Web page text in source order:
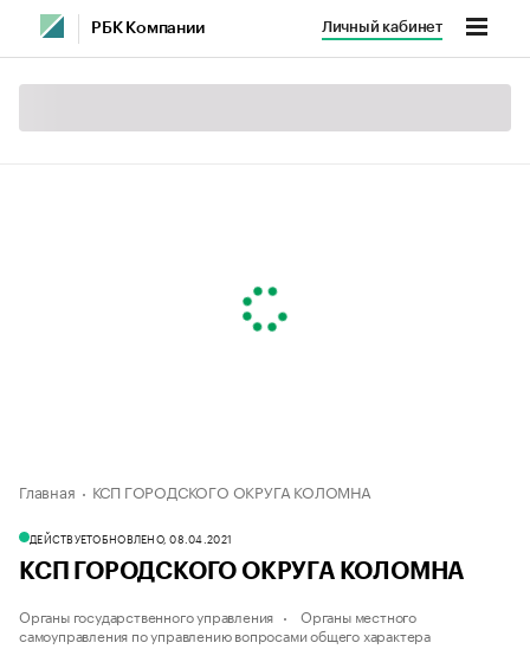
РБК Компании Личный кабинет
Главная КСП ГОРОДСКОГО ОКРУГА КОЛОМНА
ДЕЙСТВУЕТОБНОВЛЕНО, 08.04.2021
КСП ГОРОДСКОГО ОКРУГА КОЛОМНА
Органы государственного управления
Органы местного
самоуправления по управлению вопросами общего характера